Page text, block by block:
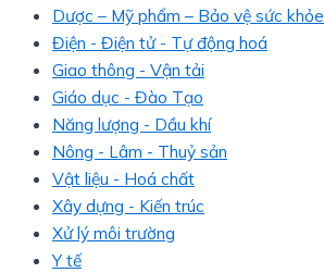
Dược – Mỹ phẩm – Bảo vệ sức khỏe
Điện - Điện tử - Tự động hoá
Giao thông - Vận tải
Giáo dục - Đào Tạo
Năng lượng - Dầu khí
Nông - Lâm - Thuỷ sản
Vật liệu - Hoá chất
Xây dựng - Kiến trúc
Xử lý môi trường
Y tế